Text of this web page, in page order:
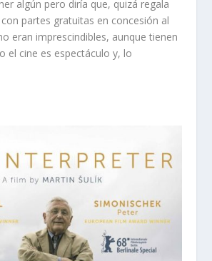
algún pero diría que, quizá regala
partes gratuitas en concesión al
eran imprescindibles, aunque tienen
el cine es espectáculo y, lo